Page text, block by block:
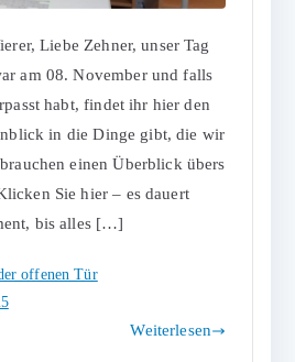
Liebe Zehner, unser Tag
am 08. November und falls
habt, findet ihr hier den
in die Dinge gibt, die wir
einen Überblick übers
Sie hier – es dauert
bis alles […]
offenen Tür
Weiterlesen